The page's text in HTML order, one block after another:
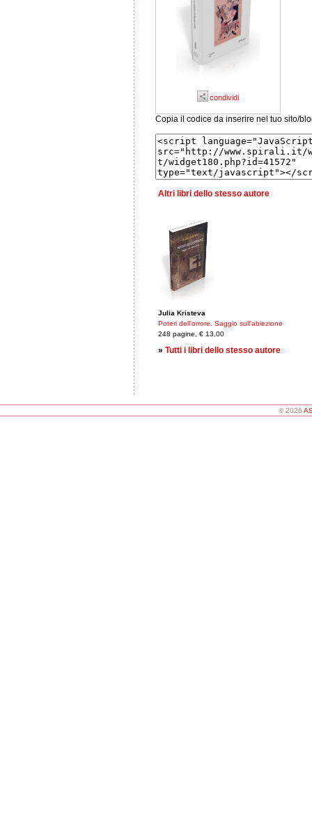
condividi
Copia il codice da inserire nel tuo sito/
Altri libri dello stesso autore
Julia Kristeva
Poteri dell'orrore. Saggio sull'abiezione
248 pagine, € 13,00
» Tutti i libri dello stesso autore
© 2026